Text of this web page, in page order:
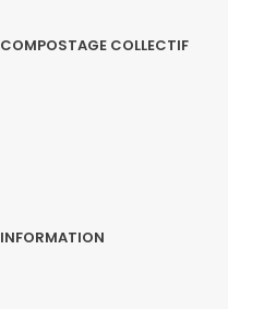
COMPOSTAGE COLLECTIF
INFORMATION